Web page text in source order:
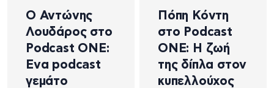
Ο Αντώνης
Λουδάρος στο
Podcast ONE:
Ενα podcast
γεμάτο
Πόπη Κόντη
στο Podcast
ONE: Η ζωή
της δίπλα στον
κυπελλούχος